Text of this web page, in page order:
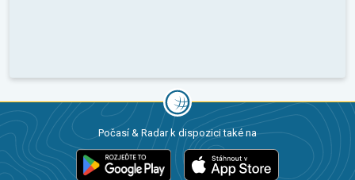
Počasí & Radar k dispozici také na